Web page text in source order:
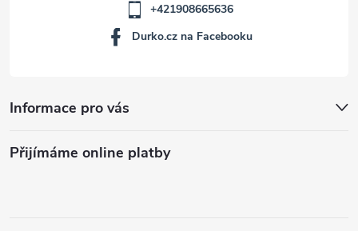
Informace pro vás
Přijímáme online platby
+421908665636
Durko.cz na Facebooku